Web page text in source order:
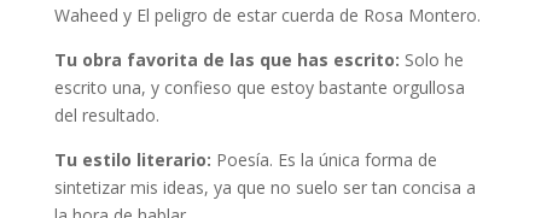
Waheed y El peligro de estar cuerda de Rosa Montero.
Tu obra favorita de las que has escrito: Solo he
escrito una, y confieso que estoy bastante orgullosa
del resultado.
Tu estilo literario: Poesía. Es la única forma de
sintetizar mis ideas, ya que no suelo ser tan concisa a